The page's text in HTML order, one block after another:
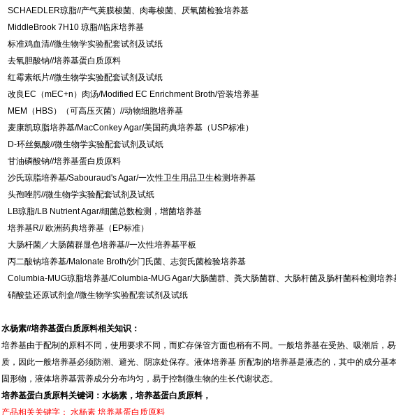
SCHAEDLER琼脂//产气荚膜梭菌、肉毒梭菌、厌氧菌检验培养基
MiddleBrook 7H10 琼脂//临床培养基
标准鸡血清//微生物学实验配套试剂及试纸
去氧胆酸钠//培养基蛋白质原料
红霉素纸片//微生物学实验配套试剂及试纸
改良EC（mEC+n）肉汤/Modified EC Enrichment Broth/管装培养基
MEM（HBS）（可高压灭菌）//动物细胞培养基
麦康凯琼脂培养基/MacConkey Agar/美国药典培养基（USP标准）
D-环丝氨酸//微生物学实验配套试剂及试纸
甘油磷酸钠//培养基蛋白质原料
沙氏琼脂培养基/Sabouraud's Agar/一次性卫生用品卫生检测培养基
头孢唑肟//微生物学实验配套试剂及试纸
LB琼脂/LB Nutrient Agar/细菌总数检测，增菌培养基
培养基R// 欧洲药典培养基（EP标准）
大肠杆菌／大肠菌群显色培养基//一次性培养基平板
丙二酸钠培养基/Malonate Broth/沙门氏菌、志贺氏菌检验培养基
Columbia-MUG琼脂培养基/Columbia-MUG Agar/大肠菌群、粪大肠菌群、大肠杆菌及肠杆菌科检测培养
硝酸盐还原试剂盒//微生物学实验配套试剂及试纸
水杨素//培养基蛋白质原料相关知识：
培养基由于配制的原料不同，使用要求不同，而贮存保管方面也稍有不同。一般培养基在受热、吸潮后，
质，因此一般培养基必须防潮、避光、阴凉处保存。液体培养基 所配制的培养基是液态的，其中的成分基
固形物，液体培养基营养成分分布均匀，易于控制微生物的生长代谢状态。
培养基蛋白质原料关键词：水杨素，培养基蛋白质原料，
产品相关关键字： 水杨素 培养基蛋白质原料